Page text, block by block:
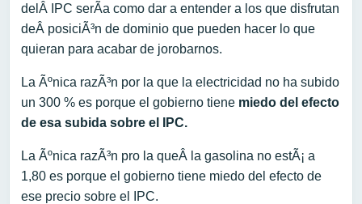
delÂ IPC serÃ­a como dar a entender a los que disfrutan
deÂ posiciÃ³n de dominio que pueden hacer lo que
quieran para acabar de jorobarnos.
La Ãºnica razÃ³n por la que la electricidad no ha subido
un 300 % es porque el gobierno tiene miedo del efecto
de esa subida sobre el IPC.
La Ãºnica razÃ³n pro la queÂ la gasolina no estÃ¡ a
1,80 es porque el gobierno tiene miedo del efecto de
ese precio sobre el IPC.